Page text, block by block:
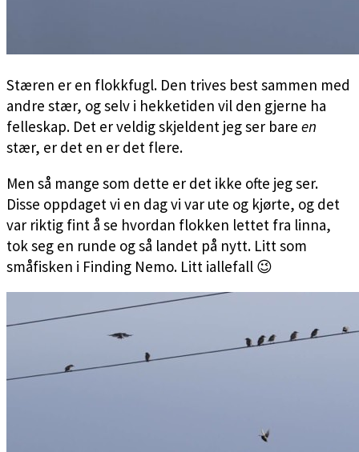
Stæren er en flokkfugl. Den trives best sammen med
andre stær, og selv i hekketiden vil den gjerne ha
felleskap. Det er veldig skjeldent jeg ser bare en
stær, er det en er det flere.
Men så mange som dette er det ikke ofte jeg ser.
Disse oppdaget vi en dag vi var ute og kjørte, og det
var riktig fint å se hvordan flokken lettet fra linna,
tok seg en runde og så landet på nytt. Litt som
småfisken i Finding Nemo. Litt iallefall 😉